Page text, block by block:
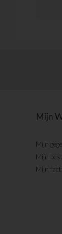
Mijn
Mijn
Mijn
Mijn